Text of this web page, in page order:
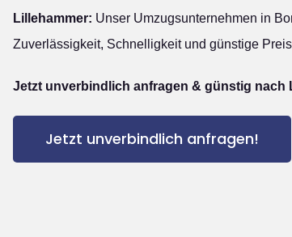
Lillehammer: Unser Umzugsunternehmen in
Zuverlässigkeit, Schnelligkeit und günstige
Jetzt unverbindlich anfragen & günstig nach
Jetzt unverbindlich anfragen!